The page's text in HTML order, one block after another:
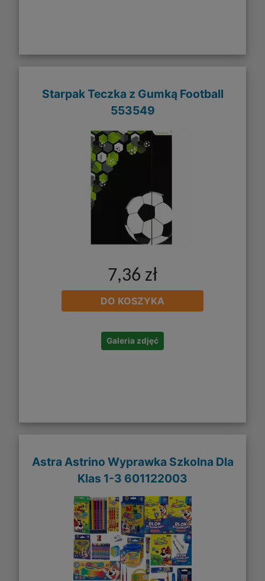
Starpak Teczka z Gumką Football
553549
7,36 zł
DO KOSZYKA
Galeria zdjęć
Astra Astrino Wyprawka Szkolna Dla
Klas 1-3 601122003